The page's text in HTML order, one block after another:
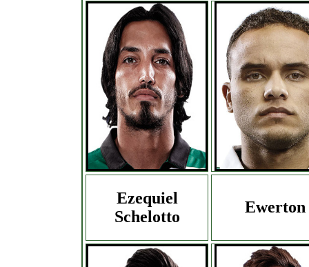
Ezequiel
Schelotto
Ewerton